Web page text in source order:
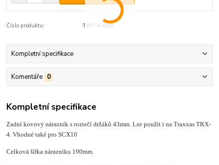
Číslo produktu: TRT-N-010
Kompletní specifikace
Komentáře 0
Kompletní specifikace
Zadní kovový nárazník s roztečí držáků 43mm. Lze použít i na Traxxas TRX-
4. Vhodné také pro SCX10
Celková šířka nárazníku 190mm.